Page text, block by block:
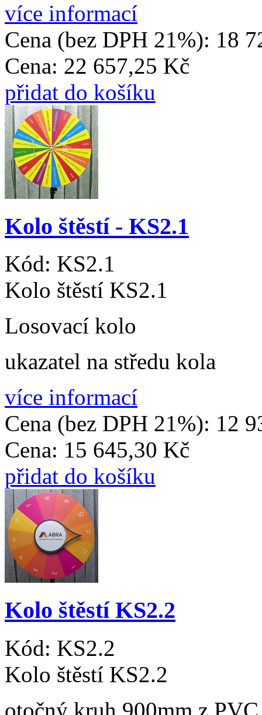
více informací
Cena (bez DPH 21%): 18
Cena: 22 657,25 Kč
přidat do košíku
Kolo štěstí - KS2.1
Kód: KS2.1
Kolo štěstí KS2.1
Losovací kolo
ukazatel na středu kola
více informací
Cena (bez DPH 21%): 12
Cena: 15 645,30 Kč
přidat do košíku
Kolo štěstí KS2.2
Kód: KS2.2
Kolo štěstí KS2.2
otočný kruh 900mm z